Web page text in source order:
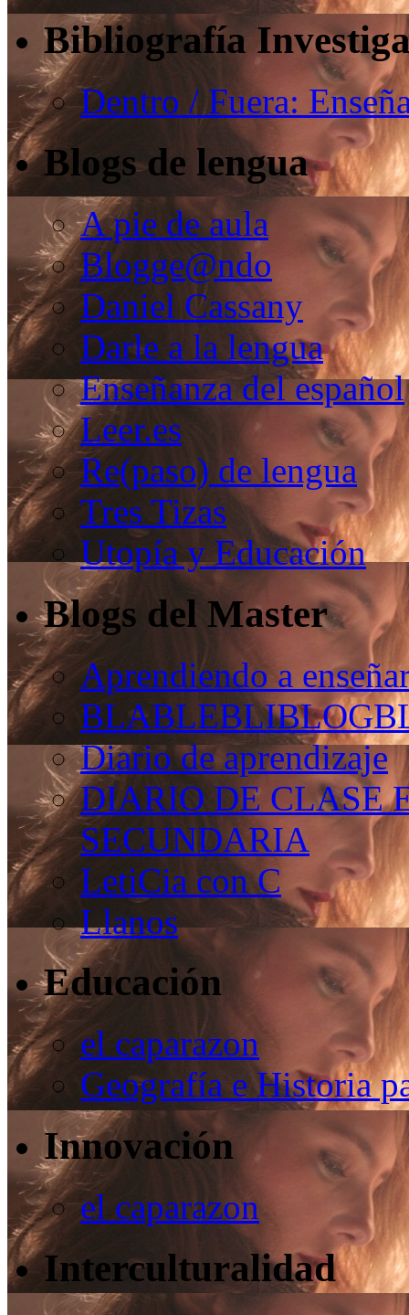
Bibliografía
Dentro / Fuera:
Blogs de lengua
A pie de aula
Blogge@ndo
Daniel Cassany
Darle a la lengua
Enseñanza del español
Leer.es
Re(paso) de lengua
Tres Tizas
Utopía y Educación
Blogs del Master
Aprendiendo a
Diario de aprendizaje
DIARIO DE CLASE
SECUNDARIA
LetiCia con C
Llanos
Educación
el caparazon
Geografía e Historia
Innovación
el caparazon
Interculturalidad